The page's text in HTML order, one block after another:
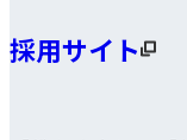
採用サイト